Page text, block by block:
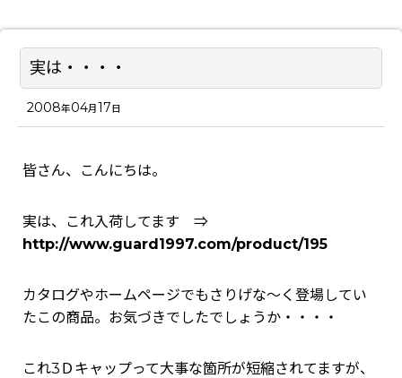
実は・・・・
2008年04月17日
皆さん、こんにちは。
実は、これ入荷してます ⇒
http://www.guard1997.com/product/195
カタログやホームページでもさりげな～く登場してい
たこの商品。お気づきでしたでしょうか・・・・
これ3Ｄキャップって大事な箇所が短縮されてますが、